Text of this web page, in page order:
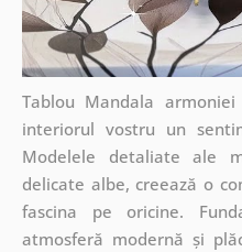
Tablou Mandala
interiorul vostru un
Modelele detaliate ale
delicate albe, creează o
fascina pe oricine.
atmosferă modernă și